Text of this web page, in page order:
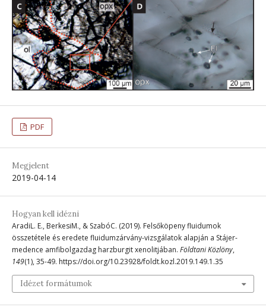
PDF
Megjelent
2019-04-14
Hogyan kell idézni
AradiL. E., BerkesiM., & SzabóC. (2019). Felsőköpeny fluidumok
összetétele és eredete fluidumzárvány-vizsgálatok alapján a Stájer-
medence amfibolgazdag harzburgit xenolitjában. Földtani Közlöny,
149(1), 35-49. https://doi.org/10.23928/foldt.kozl.2019.149.1.35
Idézet formátumok